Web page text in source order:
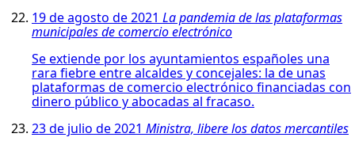
19 de agosto de 2021 La pandemia de las plataformas
municipales de comercio electrónico
Se extiende por los ayuntamientos españoles una
rara fiebre entre alcaldes y concejales: la de unas
plataformas de comercio electrónico financiadas con
dinero público y abocadas al fracaso.
23 de julio de 2021 Ministra, libere los datos mercantiles